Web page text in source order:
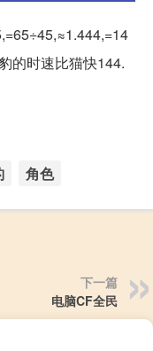
的时速比猫快144.
角色
下一篇
电脑CF全民